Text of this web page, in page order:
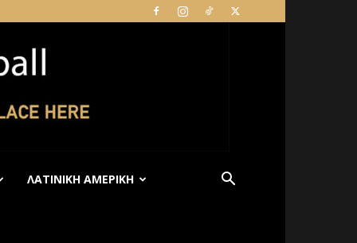
ΛΑΤΙΝΙΚΉ ΑΜΕΡΙΚΉ